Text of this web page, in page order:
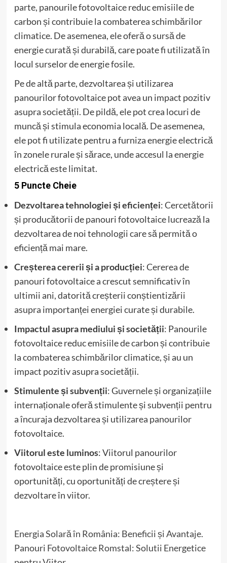
parte, panourile fotovoltaice reduc emisiile de
carbon și contribuie la combaterea schimbărilor
climatice. De asemenea, ele oferă o sursă de
energie curată și durabilă, care poate fi utilizată în
locul surselor de energie fosile.
Pe de altă parte, dezvoltarea și utilizarea
panourilor fotovoltaice pot avea un impact pozitiv
asupra societății. De pildă, ele pot crea locuri de
muncă și stimula economia locală. De asemenea,
ele pot fi utilizate pentru a furniza energie electrică
în zonele rurale și sărace, unde accesul la energie
electrică este limitat.
5 Puncte Cheie
Dezvoltarea tehnologiei și eficienței: Cercetătorii
și producătorii de panouri fotovoltaice lucrează la
dezvoltarea de noi tehnologii care să permită o
eficiență mai mare.
Creșterea cererii și a producției: Cererea de
panouri fotovoltaice a crescut semnificativ în
ultimii ani, datorită creșterii conștientizării
asupra importanței energiei curate și durabile.
Impactul asupra mediului și societății: Panourile
fotovoltaice reduc emisiile de carbon și contribuie
la combaterea schimbărilor climatice, și au un
impact pozitiv asupra societății.
Stimulente și subvenții: Guvernele și organizațiile
internaționale oferă stimulente și subvenții pentru
a încuraja dezvoltarea și utilizarea panourilor
fotovoltaice.
Viitorul este luminos: Viitorul panourilor
fotovoltaice este plin de promisiune și
oportunități, cu oportunități de creștere și
dezvoltare în viitor.
Energia Solară în România: Beneficii și Avantaje.
Panouri Fotovoltaice Romstal: Solutii Energetice